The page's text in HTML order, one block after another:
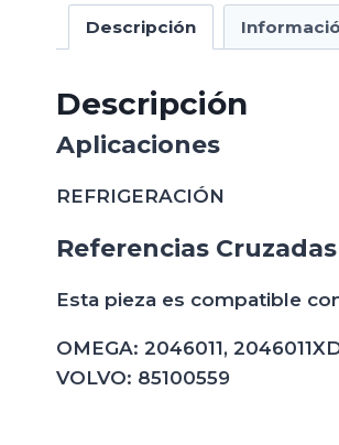
Descripción
Descripción
Aplicaciones
REFRIGERACIÓN
Referencias Cruzadas
Esta pieza es compatible
OMEGA: 2046011,
VOLVO: 85100559